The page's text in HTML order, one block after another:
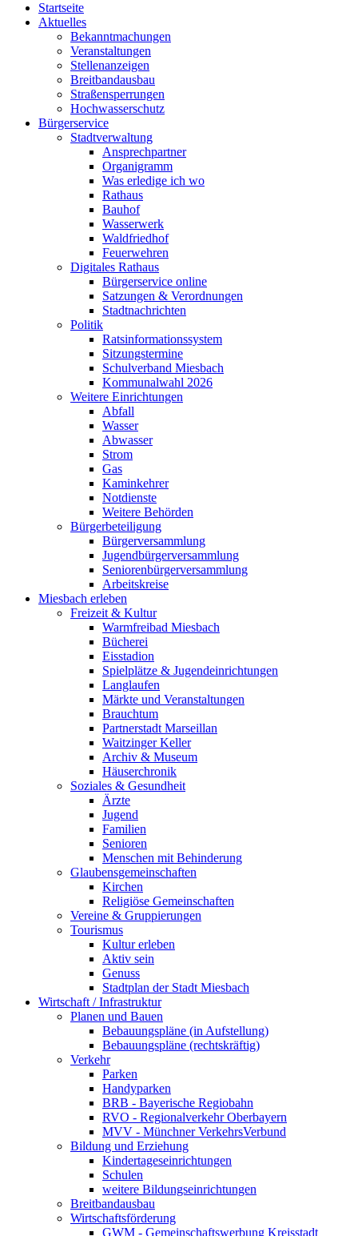
Startseite
Aktuelles
Bekanntmachungen
Veranstaltungen
Stellenanzeigen
Breitbandausbau
Straßensperrungen
Hochwasserschutz
Bürgerservice
Stadtverwaltung
Ansprechpartner
Organigramm
Was erledige ich wo
Rathaus
Bauhof
Wasserwerk
Waldfriedhof
Feuerwehren
Digitales Rathaus
Bürgerservice online
Satzungen & Verordnungen
Stadtnachrichten
Politik
Ratsinformationssystem
Sitzungstermine
Schulverband Miesbach
Kommunalwahl 2026
Weitere Einrichtungen
Abfall
Wasser
Abwasser
Strom
Gas
Kaminkehrer
Notdienste
Weitere Behörden
Bürgerbeteiligung
Bürgerversammlung
Jugendbürgerversammlung
Seniorenbürgerversammlung
Arbeitskreise
Miesbach erleben
Freizeit & Kultur
Warmfreibad Miesbach
Bücherei
Eisstadion
Spielplätze & Jugendeinrichtungen
Langlaufen
Märkte und Veranstaltungen
Brauchtum
Partnerstadt Marseillan
Waitzinger Keller
Archiv & Museum
Häuserchronik
Soziales & Gesundheit
Ärzte
Jugend
Familien
Senioren
Menschen mit Behinderung
Glaubensgemeinschaften
Kirchen
Religiöse Gemeinschaften
Vereine & Gruppierungen
Tourismus
Kultur erleben
Aktiv sein
Genuss
Stadtplan der Stadt Miesbach
Wirtschaft / Infrastruktur
Planen und Bauen
Bebauungspläne (in Aufstellung)
Bebauungspläne (rechtskräftig)
Verkehr
Parken
Handyparken
BRB - Bayerische Regiobahn
RVO - Regionalverkehr Oberbayern
MVV - Münchner VerkehrsVerbund
Bildung und Erziehung
Kindertageseinrichtungen
Schulen
weitere Bildungseinrichtungen
Breitbandausbau
Wirtschaftsförderung
GWM - Gemeinschaftswerbung Kreisstadt